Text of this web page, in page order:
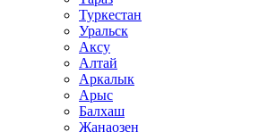
Туркестан
Уральск
Аксу
Алтай
Аркалык
Арыс
Балхаш
Жанаозен